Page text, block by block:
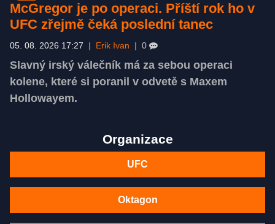
McGregor je po operaci. Příští rok ho v
UFC zřejmě čeká poslední tanec
05. 08. 2026 17:27 Erik Ivan 0
Slavný irský válečník má za sebou operaci
kolene, které si poranil v odvetě s Maxem
Hollowayem.
Organizace
UFC
Oktagon